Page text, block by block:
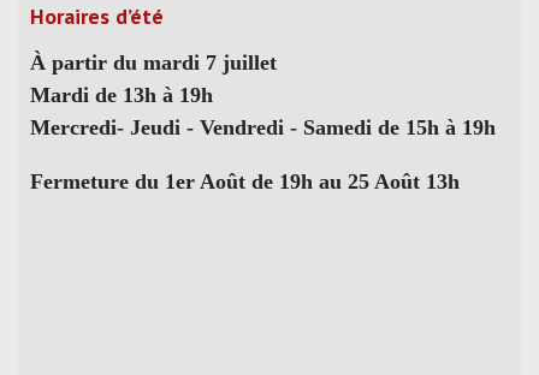
Horaires d’été
À partir du mardi 7 juillet
Mardi de 13h à 19h
Mercredi- Jeudi - Vendredi - Samedi de 15h à 19h
Fermeture du 1er Août de 19h au 25 Août 13h